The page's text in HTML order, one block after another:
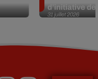
31 juillet 2026
d’initiative